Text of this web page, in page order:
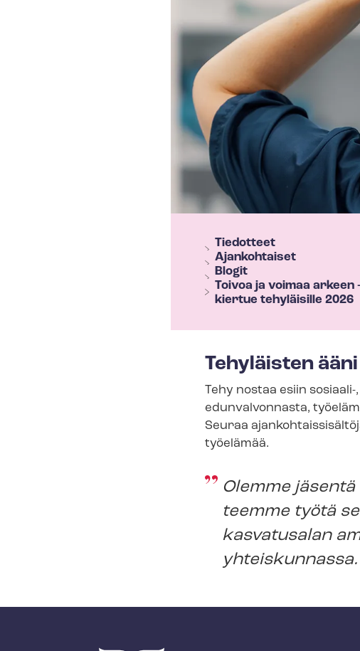
Tiedotteet
Ajankohtaiset
Blogit
Toivoa ja voimaa arkeen
kiertue tehyläisille 2026
Tehyläisten
Tehy nostaa esiin
edunvalvonnasta,
Seuraa
työelämää.
Olemme
teemme työtä
kasvatusalan
yhteiskunnassa.